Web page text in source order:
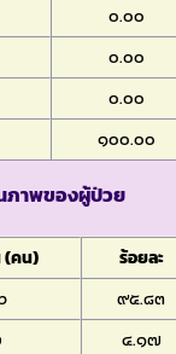
๐.๐๐
๐.๐๐
๐.๐๐
๑๐๐.๐๐
ภาพของผู้ป่วย
(คน)
ร้อยละ
๙๕.๘๓
๔.๑๗